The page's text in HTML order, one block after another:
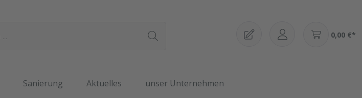
0,00 €*
Sanierung Aktuelles unser Unternehmen